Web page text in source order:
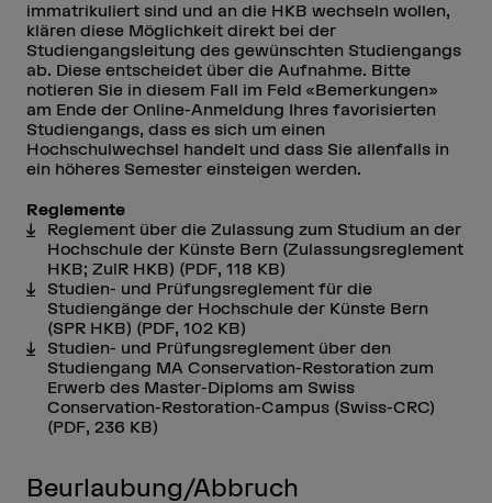
immatrikuliert sind und an die HKB wechseln wollen,
klären diese Möglichkeit direkt bei der
Studiengangsleitung des gewünschten Studiengangs
ab. Diese entscheidet über die Aufnahme. Bitte
notieren Sie in diesem Fall im Feld «Bemerkungen»
am Ende der Online-Anmeldung Ihres favorisierten
Studiengangs, dass es sich um einen
Hochschulwechsel handelt und dass Sie allenfalls in
ein höheres Semester einsteigen werden.
Reglemente
Reglement über die Zulassung zum Studium an der
Hochschule der Künste Bern (Zulassungsreglement
HKB; ZulR HKB) (PDF, 118 KB)
Studien- und Prüfungsreglement für die
Studiengänge der Hochschule der Künste Bern
(SPR HKB) (PDF, 102 KB)
Studien- und Prüfungsreglement über den
Studiengang MA Conservation-Restoration zum
Erwerb des Master-Diploms am Swiss
Conservation-Restoration-Campus (Swiss-CRC)
(PDF, 236 KB)
Beurlaubung/Abbruch